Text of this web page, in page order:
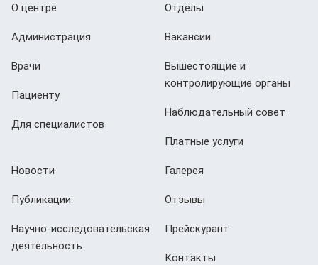
О центре
Администрация
Врачи
Пациенту
Для специалистов
Отделы
Вакансии
Вышестоящие и
контролирующие органы
Наблюдательный совет
Платные услуги
Новости
Публикации
Научно-исследовательская
деятельность
Галерея
Отзывы
Прейскурант
Контакты